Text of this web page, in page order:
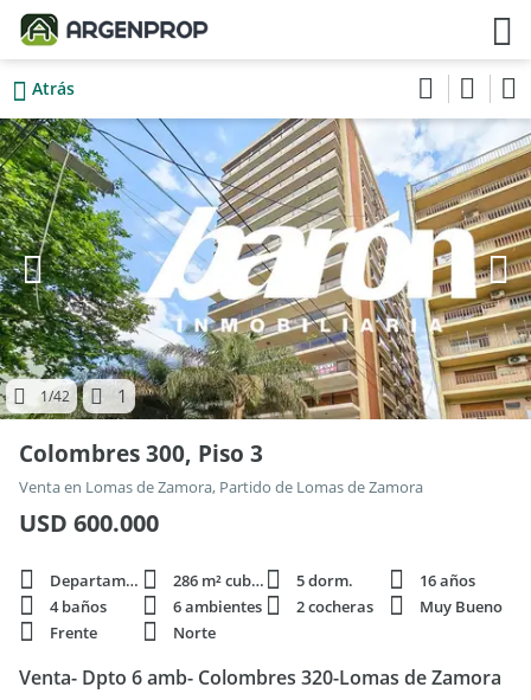
Atrás
1/42 1
Colombres 300, Piso 3
Venta en Lomas de Zamora, Partido de Lomas de Zamora
USD 600.000
Departamento 286 m² cubie. 5 dorm.
16 años
4 baños
6 ambientes 2 cocheras
Muy Bueno
Frente
Norte
Venta- Dpto 6 amb- Colombres 320-Lomas de Zamora